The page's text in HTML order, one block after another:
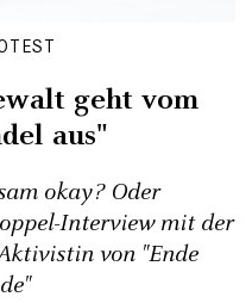
geht vom
aus"
okay? Oder
Interview mit der
von "Ende